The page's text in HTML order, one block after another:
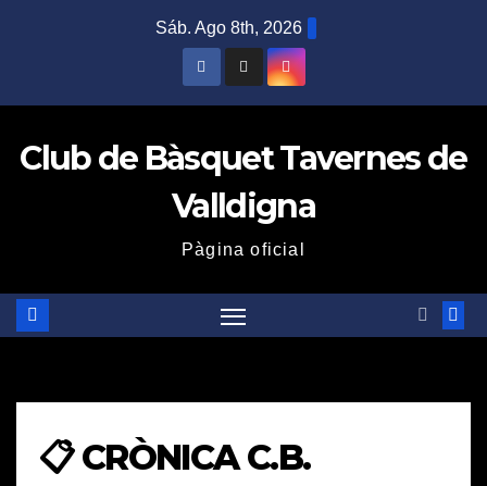
Sáb. Ago 8th, 2026
Club de Bàsquet Tavernes de
Valldigna
Pàgina oficial
📋 CRÒNICA C.B.